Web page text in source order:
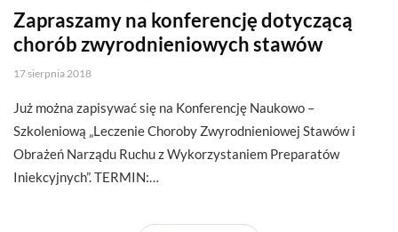
Zapraszamy na konferencję dotyczącą
chorób zwyrodnieniowych stawów
17 sierpnia 2018
Już można zapisywać się na Konferencję Naukowo –
Szkoleniową „Leczenie Choroby Zwyrodnieniowej Stawów i
Obrażeń Narządu Ruchu z Wykorzystaniem Preparatów
Iniekcyjnych”. TERMIN:…